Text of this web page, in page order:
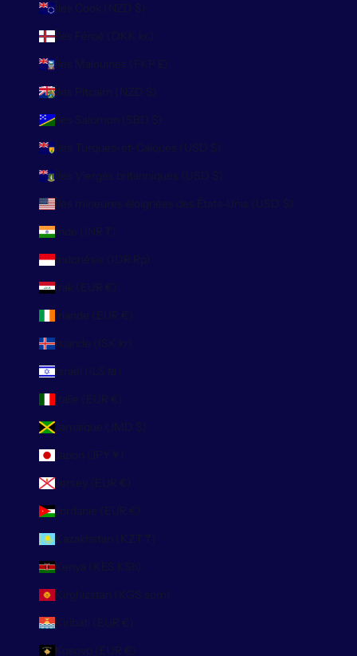
Îles Cook (NZD $)
Îles Féroé (DKK kr.)
Îles Malouines (FKP £)
Îles Pitcairn (NZD $)
Îles Salomon (SBD $)
Îles Turques-et-Caïques (USD $)
Îles Vierges britanniques (USD $)
Îles mineures éloignées des États-Unis (USD $)
Inde (INR ₹)
Indonésie (IDR Rp)
Irak (EUR €)
Irlande (EUR €)
Islande (ISK kr)
Israël (ILS ₪)
Italie (EUR €)
Jamaïque (JMD $)
Japon (JPY ¥)
Jersey (EUR €)
Jordanie (EUR €)
Kazakhstan (KZT ₸)
Kenya (KES KSh)
Kirghizstan (KGS som)
Kiribati (EUR €)
Kosovo (EUR €)